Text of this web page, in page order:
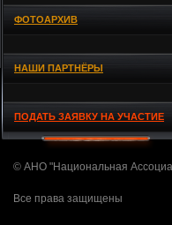
ФОТОАРХИВ
НАШИ ПАРТНЁРЫ
ПОДАТЬ ЗАЯВКУ НА УЧАСТИЕ
© АНО "Национальная
Все права защищены